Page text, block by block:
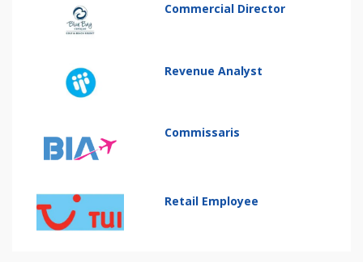
Commercial Director
Revenue Analyst
Commissaris
Retail Employee